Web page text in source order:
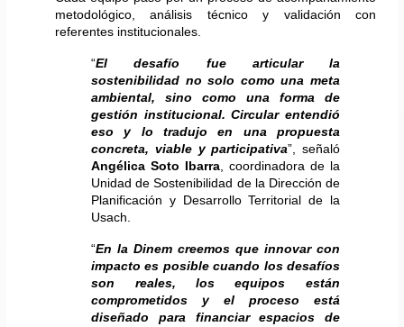
metodológico, análisis técnico y validación con
referentes institucionales.
“El desafío fue articular la
sostenibilidad no solo como una meta
ambiental, sino como una forma de
gestión institucional. Circular entendió
eso y lo tradujo en una propuesta
concreta, viable y participativa
”, señaló
Angélica Soto Ibarra, coordinadora de la
Unidad de Sostenibilidad de la Dirección de
Planificación y Desarrollo Territorial de la
Usach.
“En la Dinem creemos que innovar con
impacto es posible cuando los desafíos
son reales, los equipos están
comprometidos y el proceso está
diseñado para financiar espacios de